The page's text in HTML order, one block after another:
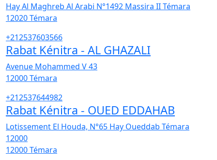
Hay Al Maghreb Al Arabi N°1492 Massira II Témara
12020Témara
+212537603566
Rabat Kénitra - AL GHAZALI
Avenue Mohammed V 43
12000Témara
+212537644982
Rabat Kénitra - OUED EDDAHAB
Lotissement El Houda, N°65 Hay Oueddab Témara
12000
12000Témara